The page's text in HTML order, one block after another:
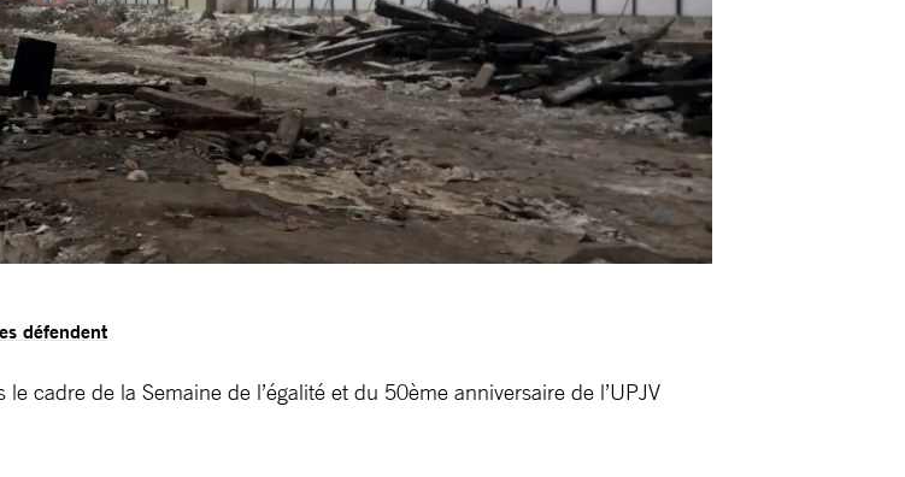
défendent
cadre de la Semaine de l’égalité et du 50ème anniversaire de l’UPJV